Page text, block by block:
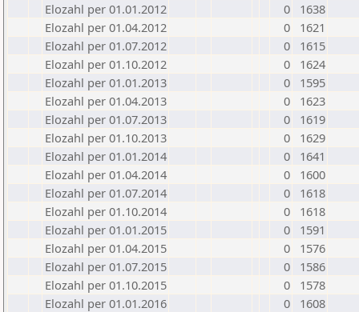
Elozahl per 01.01.2012
0
1638
Elozahl per 01.04.2012
0
1621
Elozahl per 01.07.2012
0
1615
Elozahl per 01.10.2012
0
1624
Elozahl per 01.01.2013
0
1595
Elozahl per 01.04.2013
0
1623
Elozahl per 01.07.2013
0
1619
Elozahl per 01.10.2013
0
1629
Elozahl per 01.01.2014
0
1641
Elozahl per 01.04.2014
0
1600
Elozahl per 01.07.2014
0
1618
Elozahl per 01.10.2014
0
1618
Elozahl per 01.01.2015
0
1591
Elozahl per 01.04.2015
0
1576
Elozahl per 01.07.2015
0
1586
Elozahl per 01.10.2015
0
1578
Elozahl per 01.01.2016
0
1608